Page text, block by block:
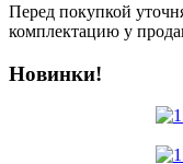
Перед покупкой
комплектацию у
Новинки!